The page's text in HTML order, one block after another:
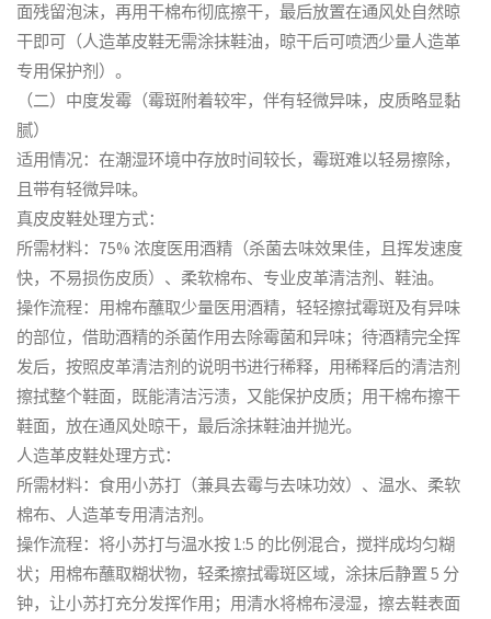
面残留泡沫，再用干棉布彻底擦干，最后放置在通风处自然晾
干即可（人造革皮鞋无需涂抹鞋油，晾干后可喷洒少量人造革
专用保护剂）。
（二）中度发霉（霉斑附着较牢，伴有轻微异味，皮质略显黏
腻）
适用情况：在潮湿环境中存放时间较长，霉斑难以轻易擦除，
且带有轻微异味。
真皮皮鞋处理方式：
所需材料：75% 浓度医用酒精（杀菌去味效果佳，且挥发速度
快，不易损伤皮质）、柔软棉布、专业皮革清洁剂、鞋油。
操作流程：用棉布蘸取少量医用酒精，轻轻擦拭霉斑及有异味
的部位，借助酒精的杀菌作用去除霉菌和异味；待酒精完全挥
发后，按照皮革清洁剂的说明书进行稀释，用稀释后的清洁剂
擦拭整个鞋面，既能清洁污渍，又能保护皮质；用干棉布擦干
鞋面，放在通风处晾干，最后涂抹鞋油并抛光。
人造革皮鞋处理方式：
所需材料：食用小苏打（兼具去霉与去味功效）、温水、柔软
棉布、人造革专用清洁剂。
操作流程：将小苏打与温水按 1:5 的比例混合，搅拌成均匀糊
状；用棉布蘸取糊状物，轻柔擦拭霉斑区域，涂抹后静置 5 分
钟，让小苏打充分发挥作用；用清水将棉布浸湿，擦去鞋表面